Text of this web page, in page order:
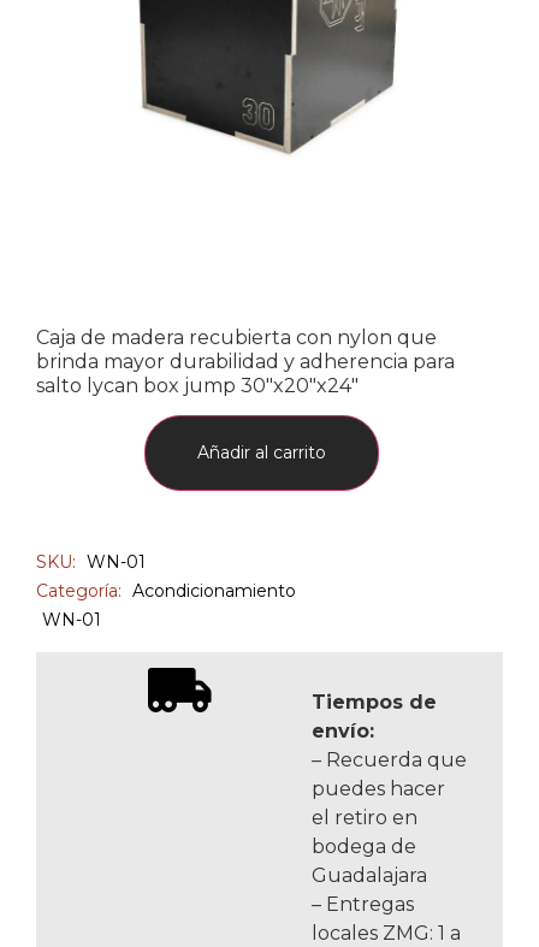
Caja de madera recubierta con nylon que
brinda mayor durabilidad y adherencia para
salto lycan box jump 30″x20″x24″
Añadir al carrito
SKU: WN-01
Categoría: Acondicionamiento
WN-01
Tiempos de
envío:
– Recuerda que
puedes hacer
el retiro en
bodega de
Guadalajara
– Entregas
locales ZMG: 1 a